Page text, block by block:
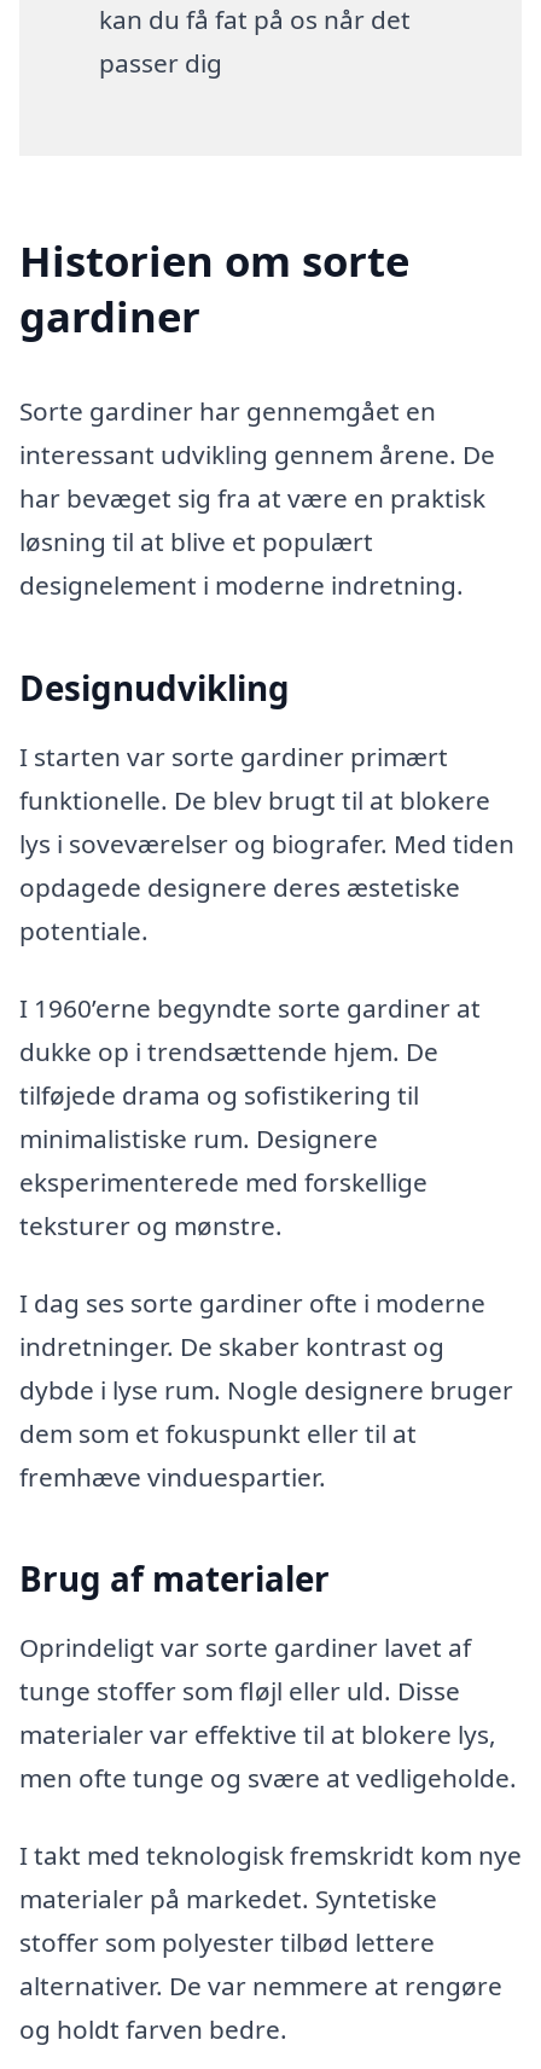
kan du få fat på os når det
passer dig
Historien om sorte
gardiner
Sorte gardiner har gennemgået en
interessant udvikling gennem årene. De
har bevæget sig fra at være en praktisk
løsning til at blive et populært
designelement i moderne indretning.
Designudvikling
I starten var sorte gardiner primært
funktionelle. De blev brugt til at blokere
lys i soveværelser og biografer. Med tiden
opdagede designere deres æstetiske
potentiale.
I 1960’erne begyndte sorte gardiner at
dukke op i trendsættende hjem. De
tilføjede drama og sofistikering til
minimalistiske rum. Designere
eksperimenterede med forskellige
teksturer og mønstre.
I dag ses sorte gardiner ofte i moderne
indretninger. De skaber kontrast og
dybde i lyse rum. Nogle designere bruger
dem som et fokuspunkt eller til at
fremhæve vinduespartier.
Brug af materialer
Oprindeligt var sorte gardiner lavet af
tunge stoffer som fløjl eller uld. Disse
materialer var effektive til at blokere lys,
men ofte tunge og svære at vedligeholde.
I takt med teknologisk fremskridt kom nye
materialer på markedet. Syntetiske
stoffer som polyester tilbød lettere
alternativer. De var nemmere at rengøre
og holdt farven bedre.